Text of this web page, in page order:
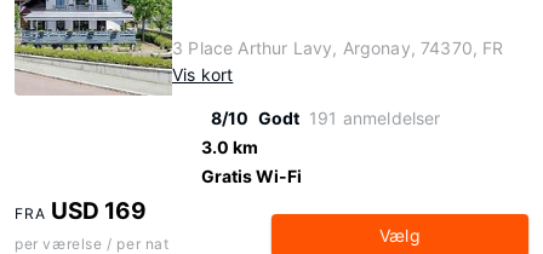
3 Place Arthur Lavy, Argonay, 74370, FR
Vis kort
8/10 Godt 191 anmeldelser
3.0 km
Gratis Wi-Fi
FRA USD 169
per værelse / per nat Vælg